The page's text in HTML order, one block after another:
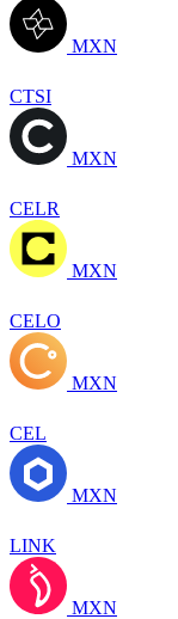
MXN
CTSI
MXN
CELR
MXN
CELO
MXN
CEL
MXN
LINK
MXN